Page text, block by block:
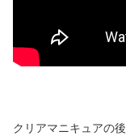
クリアマニキュアの